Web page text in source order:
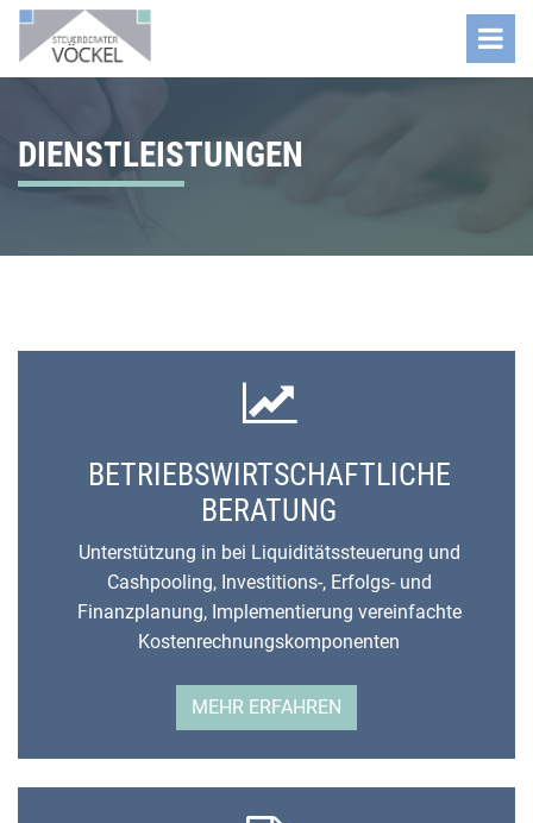
DIENSTLEISTUNGEN
BETRIEBSWIRTSCHAFTLICHE
BERATUNG
Unterstützung in bei Liquiditätssteuerung und
Cashpooling, Investitions-, Erfolgs- und
Finanzplanung, Implementierung vereinfachte
Kostenrechnungskomponenten
MEHR ERFAHREN